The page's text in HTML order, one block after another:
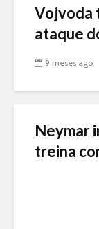
Vojvoda
ataque
9 meses ago
Neymar
treina